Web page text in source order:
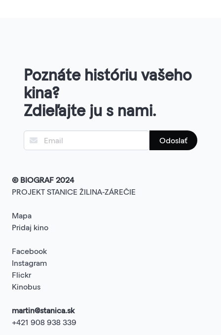
Poznáte históriu vašeho
kina?
Zdieľajte ju s nami.
Odoslať
© BIOGRAF 2024
PROJEKT STANICE ŽILINA-ZÁREČIE
Mapa
Pridaj kino
Facebook
Instagram
Flickr
Kinobus
martin@stanica.sk
+421 908 938 339